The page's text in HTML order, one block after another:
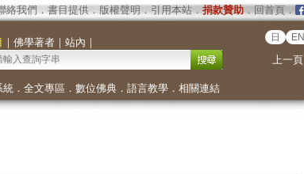
絡我們 ． 書目提供． 版權聲明 ． 引用本站． 捐款贊助．回首頁．
｜ 佛學著者｜ 站內 ｜ 日 EN
上一頁
統． 全文專區 ． 數位佛典． 語言教學． 相關連結